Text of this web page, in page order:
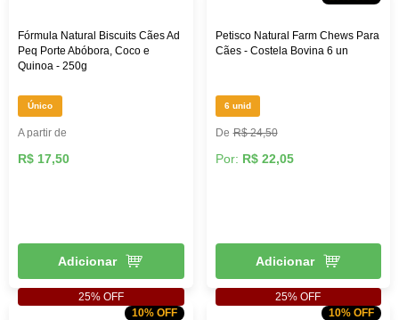
Fórmula Natural Biscuits Cães Ad
Peq Porte Abóbora, Coco e
Quinoa - 250g
Único
A partir de
R$ 17,50
Adicionar
Petisco Natural Farm Chews Para
Cães - Costela Bovina 6 un
6 unid
R$ 24,50
Por: R$ 22,05
Adicionar
10% OFF
25% OFF
10% OFF
25% OFF